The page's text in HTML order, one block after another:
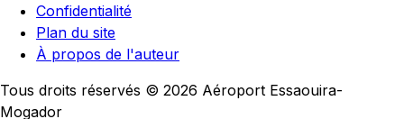
Confidentialité
Plan du site
À propos de l'auteur
Tous droits réservés © 2026 Aéroport Essaouira-
Mogador